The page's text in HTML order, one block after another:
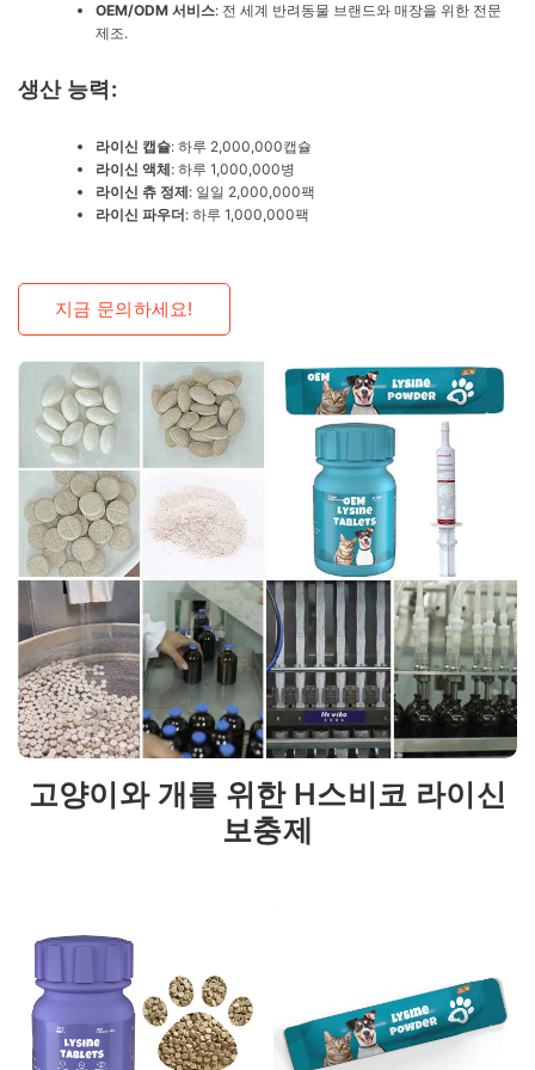
OEM/ODM 서비스: 전 세계 반려동물 브랜드와 매장을 위한 전문
제조.
생산 능력:
라이신 캡슐: 하루 2,000,000캡슐
라이신 액체: 하루 1,000,000병
라이신 츄 정제: 일일 2,000,000팩
라이신 파우더: 하루 1,000,000팩
지금 문의하세요!
고양이와 개를 위한 H스비코 라이신
보충제